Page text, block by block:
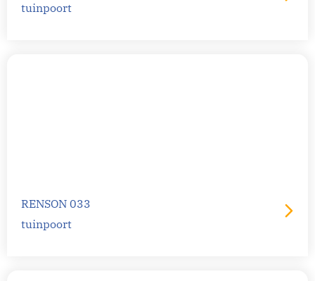
tuinpoort
RENSON 033
tuinpoort